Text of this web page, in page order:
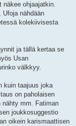
näkee ohjaajatkin.
Ufoja nähdään
kolekiivisesta
ja tällä kertaa se
Usan
välkkyy.
kuin taajuus joka
on paholaisen
nähty mm. Fatiman
joukkosuggestio
oikein karismaattisen